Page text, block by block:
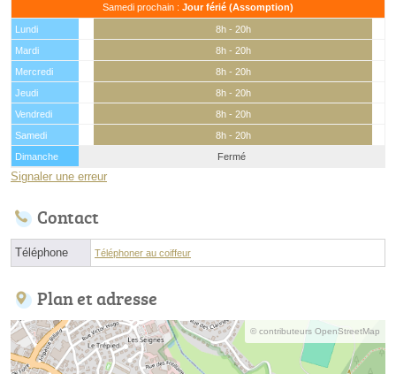
Samedi prochain : Jour férié (Assomption)
Lundi
8h - 20h
Mardi
8h - 20h
Mercredi
8h - 20h
Jeudi
8h - 20h
Vendredi
8h - 20h
Samedi
8h - 20h
Dimanche
Fermé
Signaler une erreur
Contact
Téléphone Téléphoner au coiffeur
Plan et adresse
© contributeurs OpenStreetMap